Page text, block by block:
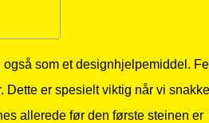
også som et designhjelpemiddel.
Dette er spesielt viktig når vi
allerede før den første steinen er